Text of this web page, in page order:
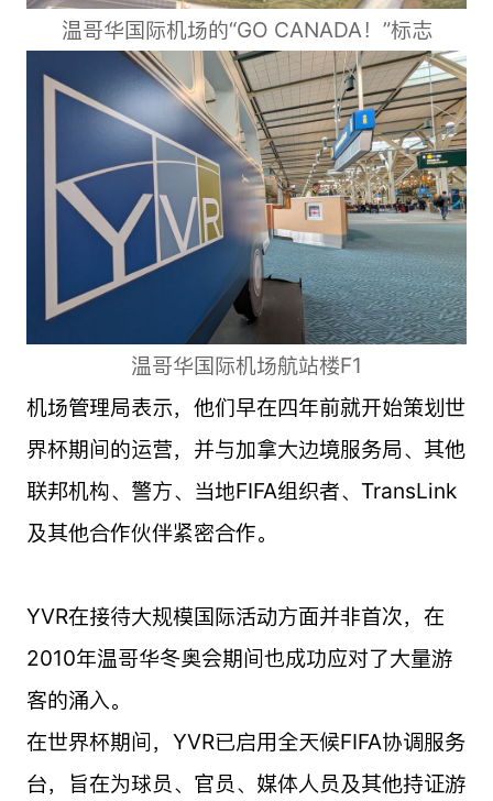
温哥华国际机场的“GO CANADA！”标志
温哥华国际机场航站楼F1
机场管理局表示，他们早在四年前就开始策划世
界杯期间的运营，并与加拿大边境服务局、其他
联邦机构、警方、当地FIFA组织者、TransLink
及其他合作伙伴紧密合作。
YVR在接待大规模国际活动方面并非首次，在
2010年温哥华冬奥会期间也成功应对了大量游
客的涌入。
在世界杯期间，YVR已启用全天候FIFA协调服务
台，旨在为球员、官员、媒体人员及其他持证游